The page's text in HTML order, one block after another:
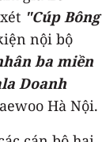
"Cúp Bông
nội bộ
ba miền
Doanh
Hà Nội.